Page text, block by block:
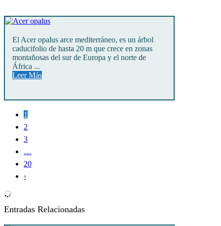
El Acer opalus arce mediterráneo, es un árbol
caducifolio de hasta 20 m que crece en zonas
montañosas del sur de Europa y el norte de
África ...
Leer Más
1
2
3
…
20
›
Entradas Relacionadas